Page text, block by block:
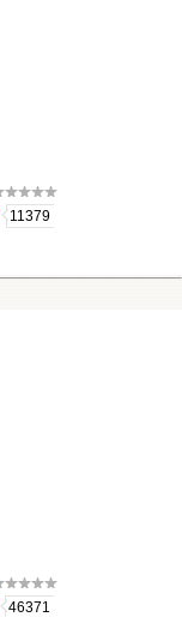
11379
46371